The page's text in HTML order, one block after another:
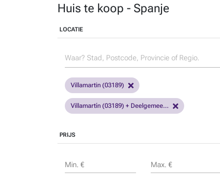
Huis te koop - Spanje
LOCATIE
Villamartin (03189)
Villamartín (03189) + Deelgemeenten
PRIJS
Min. € Max. €